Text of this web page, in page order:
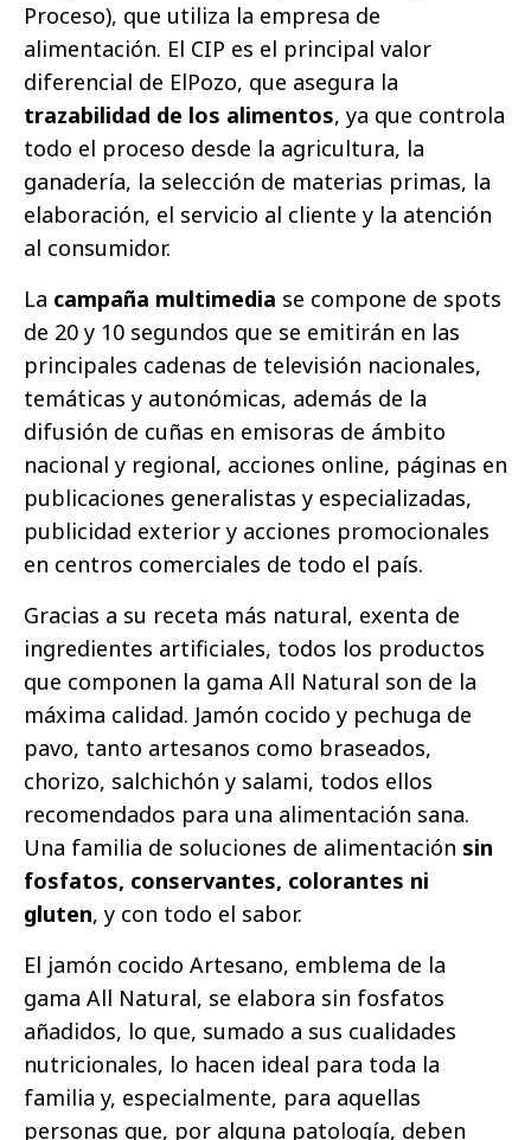
Proceso), que utiliza la empresa de
alimentación. El CIP es el principal valor
diferencial de ElPozo, que asegura la
trazabilidad de los alimentos, ya que controla
todo el proceso desde la agricultura, la
ganadería, la selección de materias primas, la
elaboración, el servicio al cliente y la atención
al consumidor.
La campaña multimedia se compone de spots
de 20 y 10 segundos que se emitirán en las
principales cadenas de televisión nacionales,
temáticas y autonómicas, además de la
difusión de cuñas en emisoras de ámbito
nacional y regional, acciones online, páginas en
publicaciones generalistas y especializadas,
publicidad exterior y acciones promocionales
en centros comerciales de todo el país.
Gracias a su receta más natural, exenta de
ingredientes artificiales, todos los productos
que componen la gama All Natural son de la
máxima calidad. Jamón cocido y pechuga de
pavo, tanto artesanos como braseados,
chorizo, salchichón y salami, todos ellos
recomendados para una alimentación sana.
Una familia de soluciones de alimentación sin
fosfatos, conservantes, colorantes ni
gluten, y con todo el sabor.
El jamón cocido Artesano, emblema de la
gama All Natural, se elabora sin fosfatos
añadidos, lo que, sumado a sus cualidades
nutricionales, lo hacen ideal para toda la
familia y, especialmente, para aquellas
personas que, por alguna patología, deben